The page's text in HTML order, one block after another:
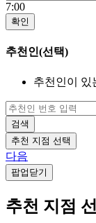
7:00
확인
추천인(선택)
추천인이 있
검색
추천 지점 선택
다음
팝업닫기
추천 지점